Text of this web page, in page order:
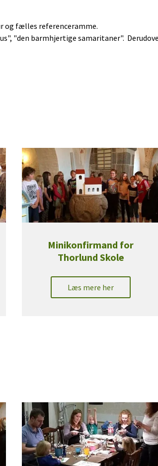
og fælles referenceramme.
"den barmhjertige samaritaner".
Minikonfirmand for
Thorlund Skole
Læs mere her